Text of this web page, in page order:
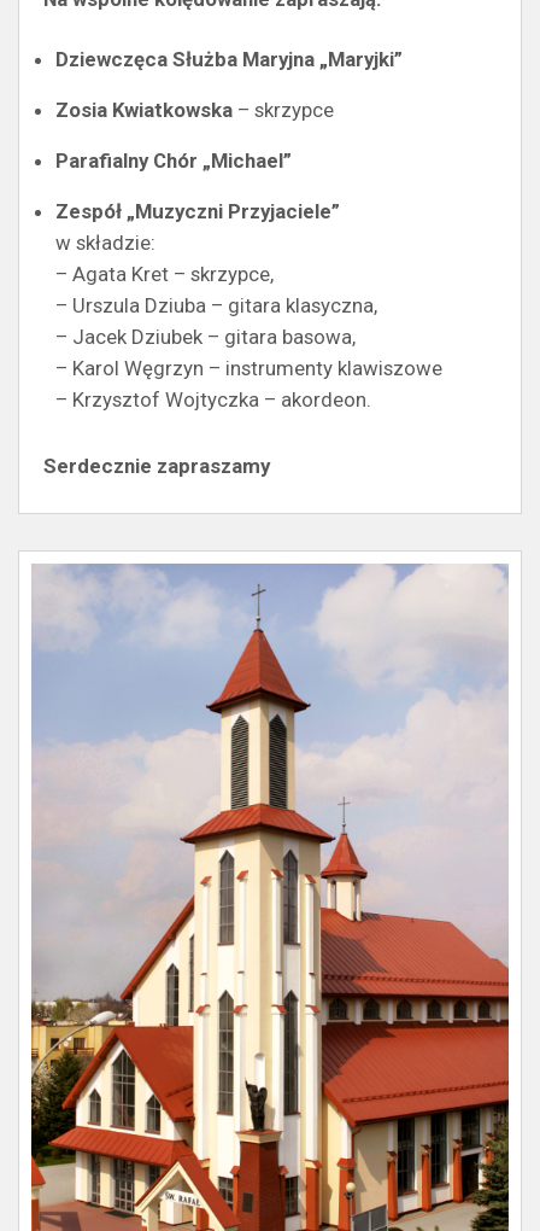
Dziewczęca Służba Maryjna „Maryjki”
Zosia Kwiatkowska – skrzypce
Parafialny Chór „Michael”
Zespół „Muzyczni Przyjaciele”
w składzie:
– Agata Kret – skrzypce,
– Urszula Dziuba – gitara klasyczna,
– Jacek Dziubek – gitara basowa,
– Karol Węgrzyn – instrumenty klawiszowe
– Krzysztof Wojtyczka – akordeon.
Serdecznie zapraszamy